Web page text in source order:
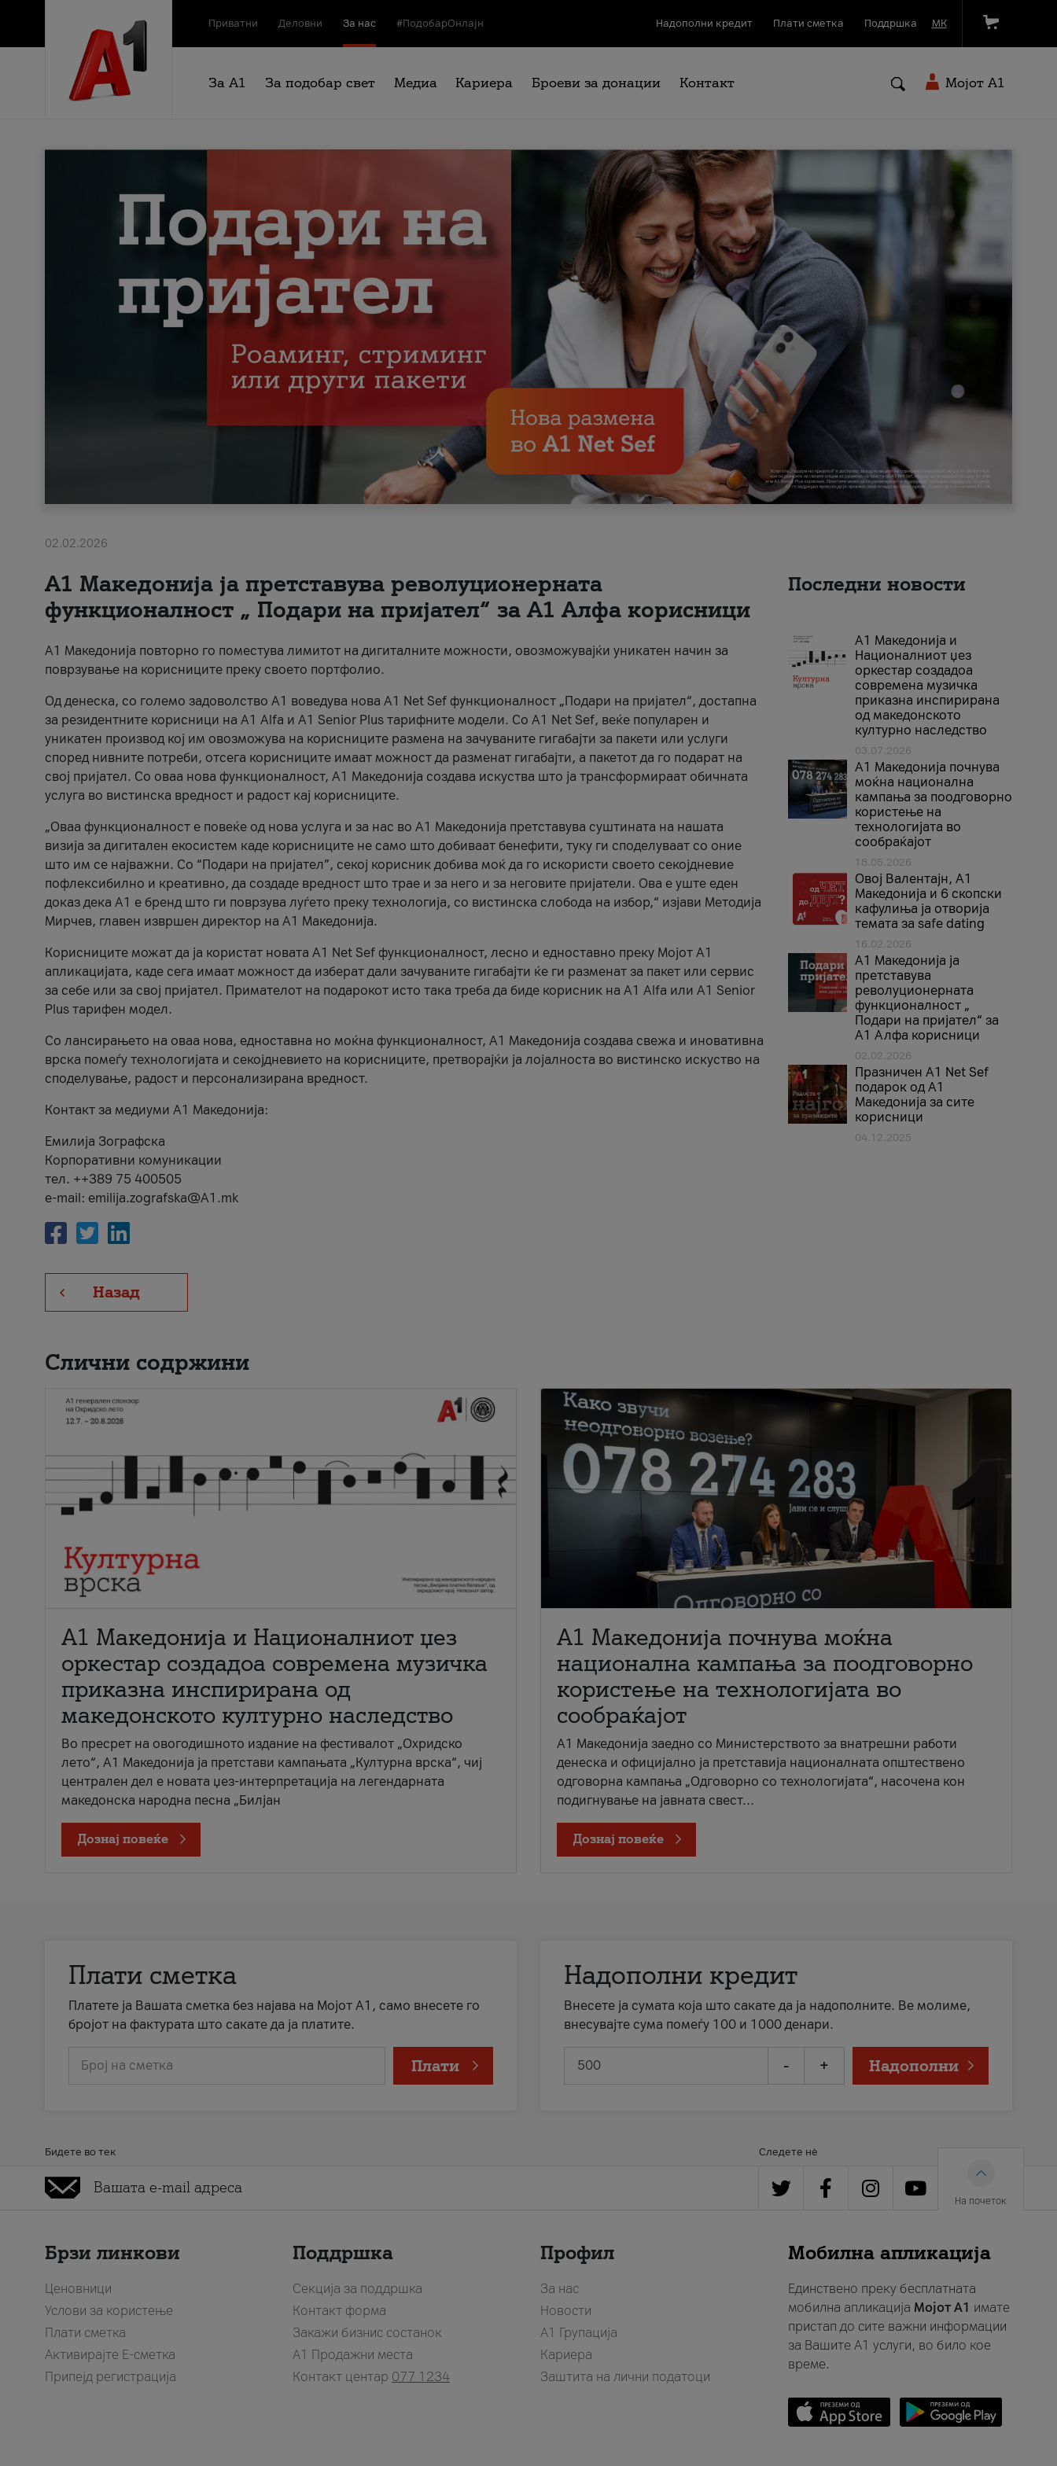
Приватни Деловни За нас #ПодобарОнлајн Надополни кредит Плати сметка Поддршка МК
За А1 За подобар свет Медиа Кариера Броеви за донации Контакт Мојот A1
02.02.2026
А1 Македонија ја претставува револуционерната
функционалност „ Подари на пријател“ за А1 Алфа корисници
А1 Македонија повторно го поместува лимитот на дигиталните можности, овозможувајќи уникатен начин за
поврзување на корисниците преку своето портфолио.
Од денеска, со големо задоволство А1 воведува нова A1 Net Sef функционалност „Подари на пријател“, достапна
за резидентните корисници на А1 Alfa и A1 Senior Plus тарифните модели. Со A1 Net Sef, веќе популарен и
уникатен производ кој им овозможува на корисниците размена на зачуваните гигабајти за пакети или услуги
според нивните потреби, отсега корисниците имаат можност да разменат гигабајти, а пакетот да го подарат на
свој пријател. Со оваа нова функционалност, А1 Македонија создава искуства што ја трансформираат обичната
услуга во вистинска вредност и радост кај корисниците.
„Оваа функционалност е повеќе од нова услуга и за нас во А1 Македонија претставува суштината на нашата
визија за дигитален екосистем каде корисниците не само што добиваат бенефити, туку ги споделуваат со оние
што им се најважни. Со “Подари на пријател”, секој корисник добива моќ да го искористи своето секојдневие
пофлексибилно и креативно, да создаде вредност што трае и за него и за неговите пријатели. Ова е уште еден
доказ дека А1 е бренд што ги поврзува луѓето преку технологија, со вистинска слобода на избор,“ изјави Методија
Мирчев, главен извршен директор на А1 Македонија.
Корисниците можат да ја користат новата А1 Net Sef функционалност, лесно и едноставно преку Мојот А1
апликацијата, каде сега имаат можност да изберат дали зачуваните гигабајти ќе ги разменат за пакет или сервис
за себе или за свој пријател. Примателот на подарокот исто така треба да биде корисник на А1 Alfa или A1 Senior
Plus тарифен модел.
Со лансирањето на оваа нова, едноставна но моќна функционалност, А1 Македонија создава свежа и иновативна
врска помеѓу технологијата и секојдневието на корисниците, претворајќи ја лојалноста во вистинско искуство на
споделување, радост и персонализирана вредност.
Контакт за медиуми А1 Македонија:
Емилија Зографска
Корпоративни комуникации
тел. ++389 75 400505
e-mail: emilija.zografska@A1.mk
Назад
Последни новости
А1 Македонија и
Националниот џез
оркестар создадоа
современа музичка
приказна инспирирана
од македонското
културно наследство
03.07.2026
A1 Македонија почнува
моќна национална
кампања за поодговорно
користење на
технологијата во
сообраќајот
18.05.2026
Овој Валентајн, A1
Македонија и 6 скопски
кафулиња ја отворија
темата за safe dating
16.02.2026
А1 Македонија ја
претставува
револуционерната
функционалност „
Подари на пријател“ за
А1 Алфа корисници
02.02.2026
Празничен A1 Net Sеf
подарок од А1
Македонија за сите
корисници
04.12.2025
Слични содржини
А1 Македонија и Националниот џез
оркестар создадоа современа музичка
приказна инспирирана од
македонското културно наследство
Во пресрет на овогодишното издание на фестивалот „Охридско
лето“, А1 Македонија ја претстави кампањата „Културна врска“, чиј
централен дел е новата џез-интерпретација на легендарната
македонска народна песна „Билјан
Дознај повеќе
A1 Македонија почнува моќна
национална кампања за поодговорно
користење на технологијата во
сообраќајот
A1 Македонија заедно со Министерството за внатрешни работи
денеска и официјално ја претставија националната општествено
одговорна кампања „Одговорно со технологијата“, насочена кон
подигнување на јавната свест...
Дознај повеќе
Плати сметка
Платете ја Вашата сметка без најава на Мојот А1, само внесете го
бројот на фактурата што сакате да ја платите.
Број на сметка Плати
Надополни кредит
Внесете ја сумата која што сакате да ја надополните. Ве молиме,
внесувајте сума помеѓу 100 и 1000 денари.
- + Надополни
Бидете во тек Следете нè
На почеток
Брзи линкови
Ценовници
Услови за користење
Плати сметка
Активирајте Е-сметка
Припејд регистрација
Поддршка
Секција за поддршка
Контакт форма
Закажи бизнис состанок
A1 Продажни места
Контакт центар 077 1234
Профил
За нас
Новости
А1 Групација
Кариера
Заштита на лични податоци
Мобилна апликација
Единствено преку бесплатната
мобилна апликација Мојот A1 имате
пристап до сите важни информации
за Вашите A1 услуги, во било кое
време.